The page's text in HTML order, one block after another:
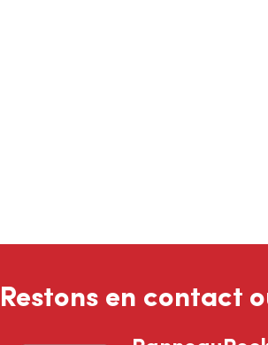
Restons en contact